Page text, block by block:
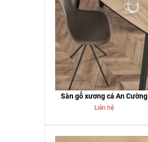
Sàn gỗ xương cá An Cường
Liên hệ